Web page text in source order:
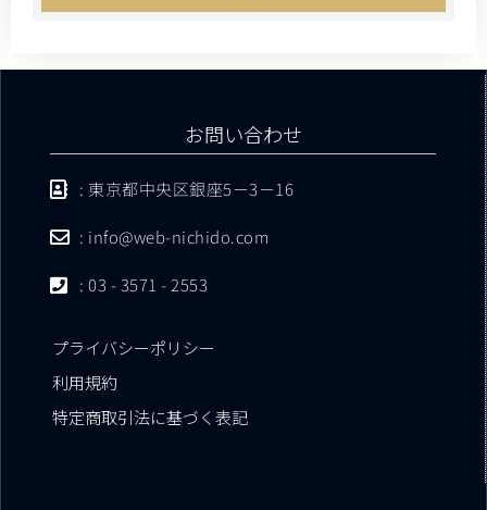
お問い合わせ
: 東京都中央区銀座5－3－16
: info@web-nichido.com
: 03 - 3571 - 2553
プライバシーポリシー
利用規約
特定商取引法に基づく表記